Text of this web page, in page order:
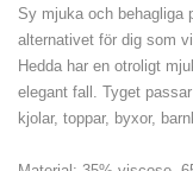
Sy mjuka och behagliga
alternativet för dig som
Hedda har en otroligt
elegant fall. Tyget
kjolar, toppar, byxor,